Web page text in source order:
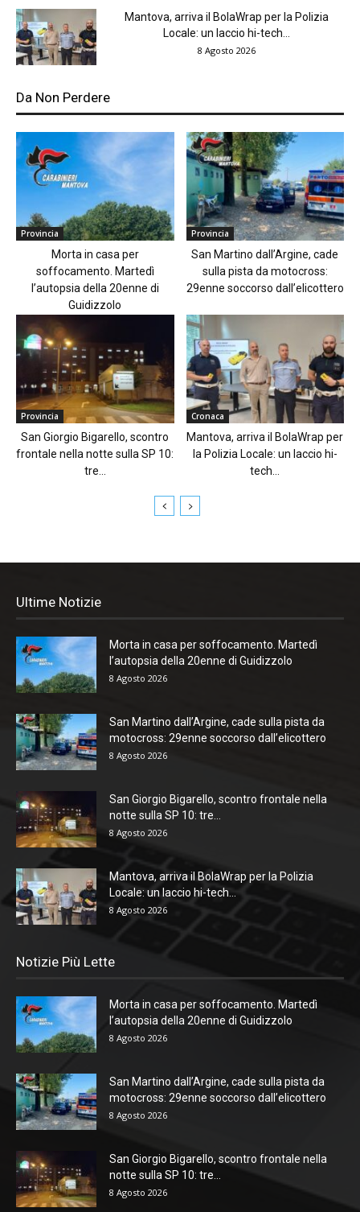
Mantova, arriva il BolaWrap per la Polizia
Locale: un laccio hi-tech...
8 Agosto 2026
Da Non Perdere
Provincia
Morta in casa per
soffocamento. Martedì
l’autopsia della 20enne di
Guidizzolo
Provincia
San Martino dall’Argine, cade
sulla pista da motocross:
29enne soccorso dall’elicottero
Provincia
San Giorgio Bigarello, scontro
frontale nella notte sulla SP 10:
tre...
Cronaca
Mantova, arriva il BolaWrap per
la Polizia Locale: un laccio hi-
tech...
Ultime Notizie
Morta in casa per soffocamento. Martedì
l’autopsia della 20enne di Guidizzolo
8 Agosto 2026
San Martino dall’Argine, cade sulla pista da
motocross: 29enne soccorso dall’elicottero
8 Agosto 2026
San Giorgio Bigarello, scontro frontale nella
notte sulla SP 10: tre...
8 Agosto 2026
Mantova, arriva il BolaWrap per la Polizia
Locale: un laccio hi-tech...
8 Agosto 2026
Notizie Più Lette
Morta in casa per soffocamento. Martedì
l’autopsia della 20enne di Guidizzolo
8 Agosto 2026
San Martino dall’Argine, cade sulla pista da
motocross: 29enne soccorso dall’elicottero
8 Agosto 2026
San Giorgio Bigarello, scontro frontale nella
notte sulla SP 10: tre...
8 Agosto 2026